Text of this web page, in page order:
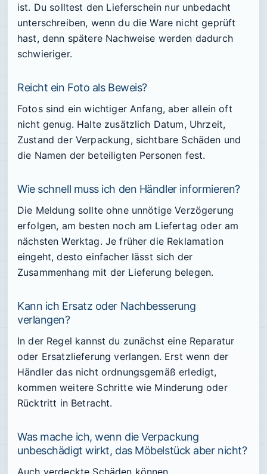
ist. Du solltest den Lieferschein nur unbedacht
unterschreiben, wenn du die Ware nicht geprüft
hast, denn spätere Nachweise werden dadurch
schwieriger.
Reicht ein Foto als Beweis?
Fotos sind ein wichtiger Anfang, aber allein oft
nicht genug. Halte zusätzlich Datum, Uhrzeit,
Zustand der Verpackung, sichtbare Schäden und
die Namen der beteiligten Personen fest.
Wie schnell muss ich den Händler informieren?
Die Meldung sollte ohne unnötige Verzögerung
erfolgen, am besten noch am Liefertag oder am
nächsten Werktag. Je früher die Reklamation
eingeht, desto einfacher lässt sich der
Zusammenhang mit der Lieferung belegen.
Kann ich Ersatz oder Nachbesserung
verlangen?
In der Regel kannst du zunächst eine Reparatur
oder Ersatzlieferung verlangen. Erst wenn der
Händler das nicht ordnungsgemäß erledigt,
kommen weitere Schritte wie Minderung oder
Rücktritt in Betracht.
Was mache ich, wenn die Verpackung
unbeschädigt wirkt, das Möbelstück aber nicht?
Auch verdeckte Schäden können